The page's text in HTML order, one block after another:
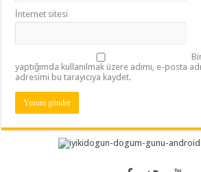
İnternet sitesi
yaptığımda kullanılmak üzere adımı, e-posta
adresimi bu tarayıcıya kaydet.